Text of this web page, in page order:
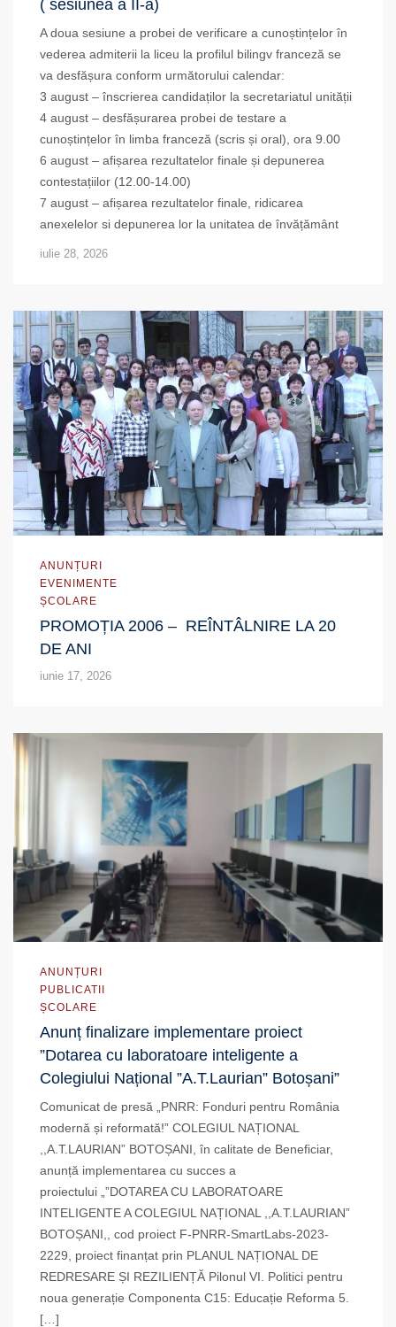
( sesiunea a II-a)
A doua sesiune a probei de verificare a cunoștințelor în
vederea admiterii la liceu la profilul bilingv franceză se
va desfășura conform următorului calendar:
3 august – înscrierea candidaților la secretariatul unității
4 august – desfășurarea probei de testare a
cunoștințelor în limba franceză (scris și oral), ora 9.00
6 august – afișarea rezultatelor finale și depunerea
contestațiilor (12.00-14.00)
7 august – afișarea rezultatelor finale, ridicarea
anexelelor si depunerea lor la unitatea de învățământ
iulie 28, 2026
ANUNȚURI
EVENIMENTE
ȘCOLARE
PROMOȚIA 2006 – REÎNTÂLNIRE LA 20
DE ANI
iunie 17, 2026
ANUNȚURI
PUBLICATII
ȘCOLARE
Anunț finalizare implementare proiect
”Dotarea cu laboratoare inteligente a
Colegiului Național ”A.T.Laurian” Botoșani”
Comunicat de presă „PNRR: Fonduri pentru România
modernă și reformată!” COLEGIUL NAȚIONAL
,,A.T.LAURIAN” BOTOȘANI, în calitate de Beneficiar,
anunță implementarea cu succes a
proiectului „”DOTAREA CU LABORATOARE
INTELIGENTE A COLEGIUL NAȚIONAL ,,A.T.LAURIAN”
BOTOȘANI,, cod proiect F-PNRR-SmartLabs-2023-
2229, proiect finanțat prin PLANUL NAȚIONAL DE
REDRESARE ȘI REZILIENȚĂ Pilonul VI. Politici pentru
noua generație Componenta C15: Educație Reforma 5.
[…]